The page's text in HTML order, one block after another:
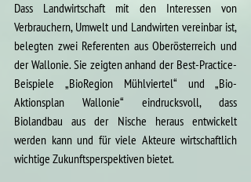
Dass Landwirtschaft mit den Interessen von
Verbrauchern, Umwelt und Landwirten vereinbar ist,
belegten zwei Referenten aus Oberösterreich und
der Wallonie. Sie zeigten anhand der Best-Practice-
Beispiele „BioRegion Mühlviertel“ und „Bio-
Aktionsplan Wallonie“ eindrucksvoll, dass
Biolandbau aus der Nische heraus entwickelt
werden kann und für viele Akteure wirtschaftlich
wichtige Zukunftsperspektiven bietet.